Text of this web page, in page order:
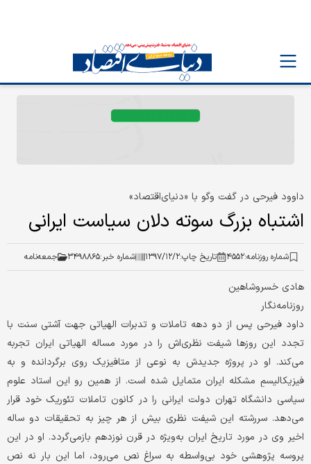
داوود فیرحی در گفت وگو با «دنیای‌اقتصاد»
اشتباه بزرگ سوته دلان سیاست ایرانی
شماره روزنامه:۴۵۵۲ تاریخ چاپ:۱۳۹۷/۱۲/۲ شماره خبر:۳۴۹۸۸۶۵ جمعه‌نامه
هادی خسروشاهین
روزنامه‌نگار
داود فیرحی پس از دو دهه تاملات و تدبرات الهیاتی جهت آشتی سنت با
تجدد این روزها شیفت نظری‌اش را در مورد مساله الهیاتی ایران تجربه
می‌کند. او در پروژه جدیدش به نوعی از متافیزیک روی برگردانده و به
فیزیکالیسمِ مشکله ایران متمایل شده است. از همین رو این استاد علوم
سیاسی دانشگاه تهران دولت ایرانی را در کانون تاملات تئوریک خود قرار
می‌دهد. سررشته این شیفت نظری بیش از هر چیز به تحقیقات دو ساله
اخیر وی در مورد تاریخ ایران به‌ویژه در قرن نوزدهم بازمی‌گردد. او در این
پروسه پژوهشی خود بی‌واسطه به سراغ نص می‌رود، اما این بار نه نص